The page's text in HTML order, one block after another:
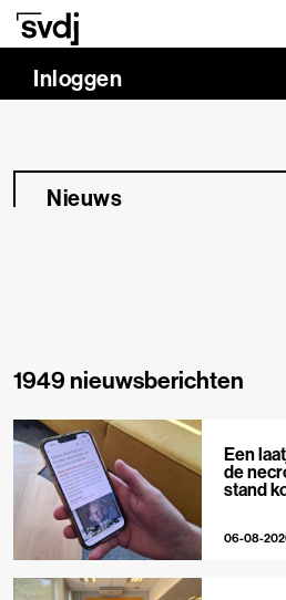
Naar hoofdinhoud
Inloggen
Nieuws
1949 nieuwsberichten
Een
de
stand
06-08-